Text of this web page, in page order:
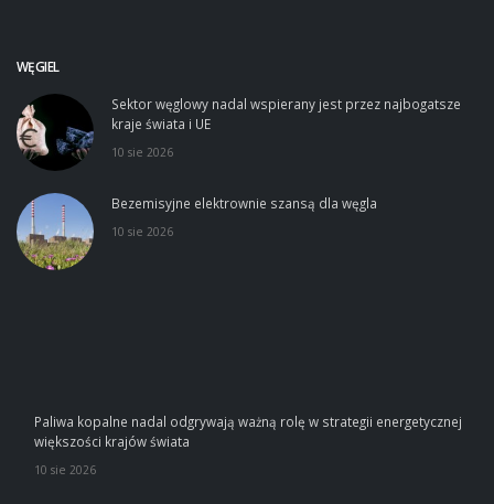
WĘGIEL
Sektor węglowy nadal wspierany jest przez najbogatsze
kraje świata i UE
10 sie 2026
Bezemisyjne elektrownie szansą dla węgla
10 sie 2026
Paliwa kopalne nadal odgrywają ważną rolę w strategii energetycznej
większości krajów świata
10 sie 2026